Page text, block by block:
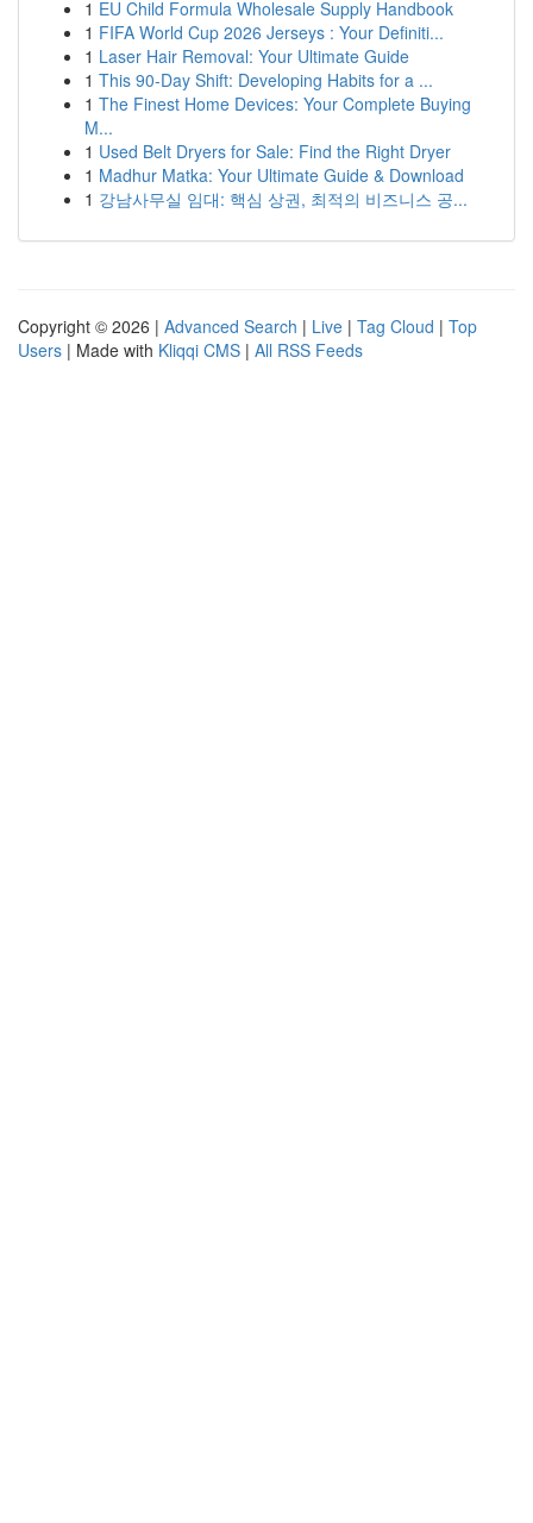
1 EU Child Formula Wholesale Supply Handbook
1 FIFA World Cup 2026 Jerseys : Your Definiti...
1 Laser Hair Removal: Your Ultimate Guide
1 This 90-Day Shift: Developing Habits for a ...
1 The Finest Home Devices: Your Complete Buying
M...
1 Used Belt Dryers for Sale: Find the Right Dryer
1 Madhur Matka: Your Ultimate Guide & Download
1 강남사무실 임대: 핵심 상권, 최적의 비즈니스 공...
Copyright © 2026 | Advanced Search | Live | Tag Cloud | Top
Users | Made with Kliqqi CMS | All RSS Feeds